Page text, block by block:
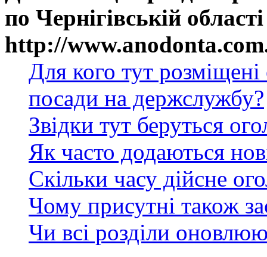
по Чернігівській
http://
Для кого тут
посади на держслужбу?
Звідки тут беруться
Як часто додаються
Скільки часу дійсне
Чому присутні також
Чи всі розділи